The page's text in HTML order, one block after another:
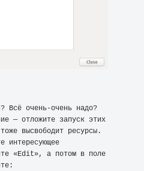
Всё очень-очень надо?
— отложите запуск этих
высвободит ресурсы.
интересующее
«Edit», а потом в поле